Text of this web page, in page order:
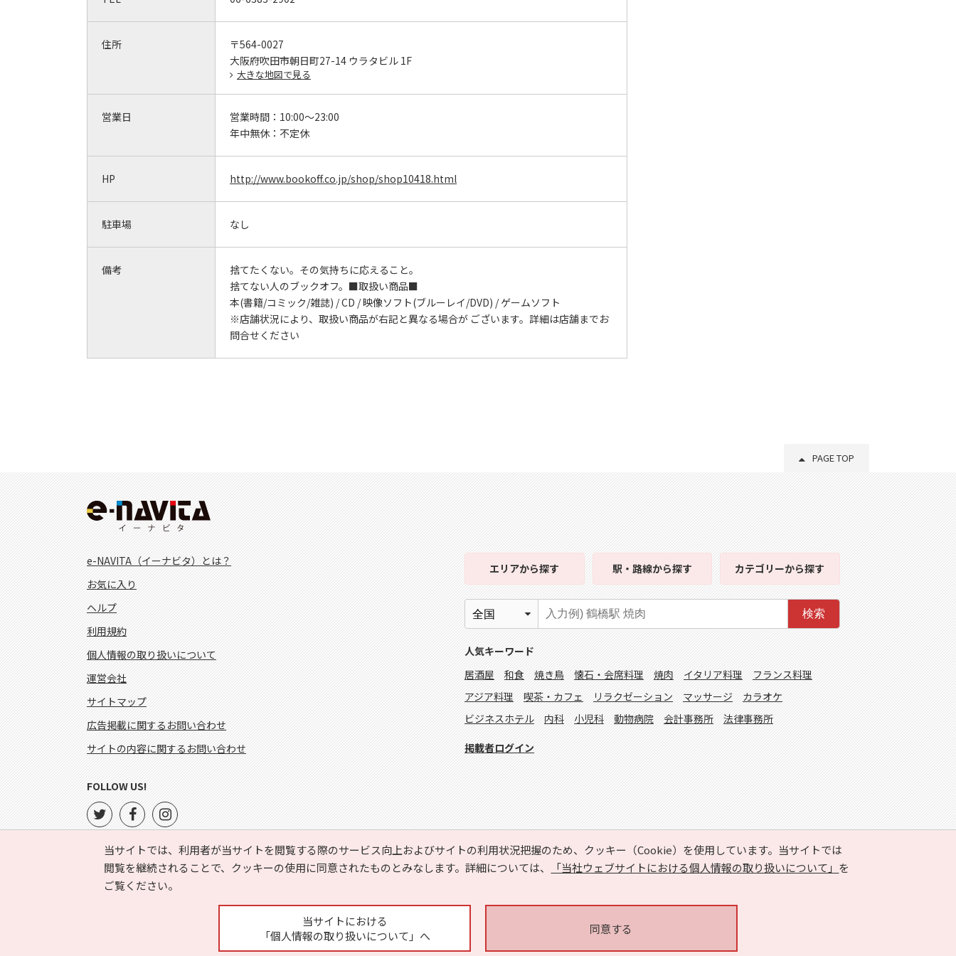
住所
〒564-0027
大阪府吹田市朝日町27-14 ウラタビル 1F
大きな地図で見る
営業日 営業時間： 10:00～23:00
年中無休： 不定休
HP http://www.bookoff.co.jp/shop/shop10418.html
駐車場 なし
備考
捨てたくない。その気持ちに応えること。
捨てない人のブックオフ。■取扱い商品■
本(書籍/コミック/雑誌) / CD / 映像ソフト(ブルーレイ/DVD) / ゲームソフト
※店舗状況により、取扱い商品が右記と異なる場合が ございます。詳細は店舗までお
問合せください
PAGE TOP
当サイトでは、利用者が当サイトを閲覧する際のサービス向上およびサイトの利用状況把握のため、クッキー（Cookie）を使用しています。当サイトでは
閲覧を継続されることで、クッキーの使用に同意されたものとみなします。詳細については、
「当社ウェブサイトにおける個人情報の取り扱いについて」 を
ご覧ください。
当サイトにおける
「個人情報の取り扱いについて」へ
同意する
e-NAVITA（イーナビタ）とは？
お気に入り
ヘルプ
利用規約
個人情報の取り扱いについて
運営会社
サイトマップ
広告掲載に関するお問い合わせ
サイトの内容に関するお問い合わせ
エリアから探す 駅・路線から探す カテゴリーから探す
検索
人気キーワード
居酒屋
和食 焼き鳥 懐石・会席料理 焼肉 イタリア料理
フランス料理
アジア料理
喫茶・カフェ リラクゼーション マッサージ
カラオケ
ビジネスホテル
内科 小児科 動物病院 会計事務所 法律事務所
掲載者ログイン
FOLLOW US!
Copyright © HYOJITO.Co.,Ltd. All Rights Reserved.